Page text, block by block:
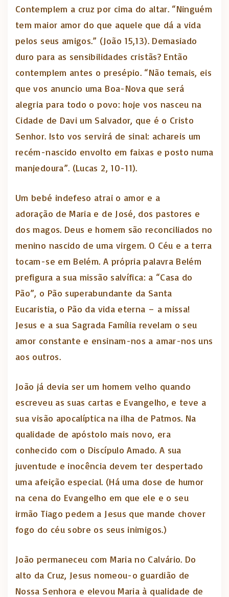
Contemplem a cruz por cima do altar. “Ninguém
tem maior amor do que aquele que dá a vida
pelos seus amigos.” (João 15,13). Demasiado
duro para as sensibilidades cristãs? Então
contemplem antes o presépio. “Não temais, eis
que vos anuncio uma Boa-Nova que será
alegria para todo o povo: hoje vos nasceu na
Cidade de Davi um Salvador, que é o Cristo
Senhor. Isto vos servirá de sinal: achareis um
recém-nascido envolto em faixas e posto numa
manjedoura”. (Lucas 2, 10-11).
Um bebé indefeso atrai o amor e a
adoração de Maria e de José, dos pastores e
dos magos. Deus e homem são reconciliados no
menino nascido de uma virgem. O Céu e a terra
tocam-se em Belém. A própria palavra Belém
prefigura a sua missão salvífica: a “Casa do
Pão”, o Pão superabundante da Santa
Eucaristia, o Pão da vida eterna – a missa!
Jesus e a sua Sagrada Família revelam o seu
amor constante e ensinam-nos a amar-nos uns
aos outros.
João já devia ser um homem velho quando
escreveu as suas cartas e Evangelho, e teve a
sua visão apocalíptica na ilha de Patmos. Na
qualidade de apóstolo mais novo, era
conhecido com o Discípulo Amado. A sua
juventude e inocência devem ter despertado
uma afeição especial. (Há uma dose de humor
na cena do Evangelho em que ele e o seu
irmão Tiago pedem a Jesus que mande chover
fogo do céu sobre os seus inimigos.)
João permaneceu com Maria no Calvário. Do
alto da Cruz, Jesus nomeou-o guardião de
Nossa Senhora e elevou Maria à qualidade de